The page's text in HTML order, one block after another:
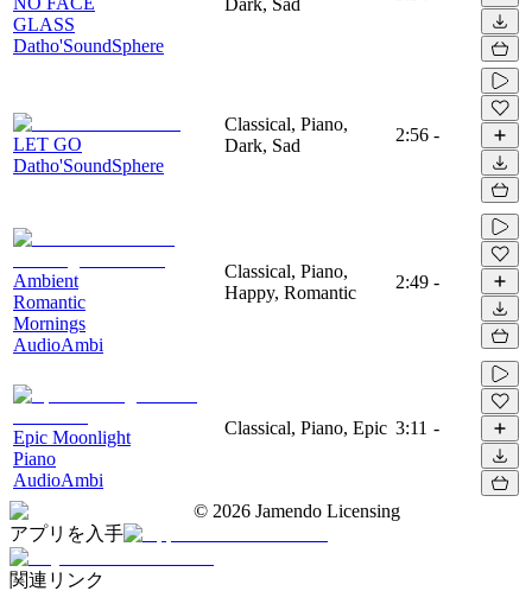
GLASS
Datho'SoundSphere
LET GO
Datho'SoundSphere
Classical, Piano,
Dark, Sad
2:56 -
Ambient
Romantic
Mornings
AudioAmbi
Classical, Piano,
Happy, Romantic
2:49 -
Epic Moonlight
Piano
AudioAmbi
Classical, Piano, Epic 3:11 -
© 2026 Jamendo Licensing
アプリを入手
関連リンク